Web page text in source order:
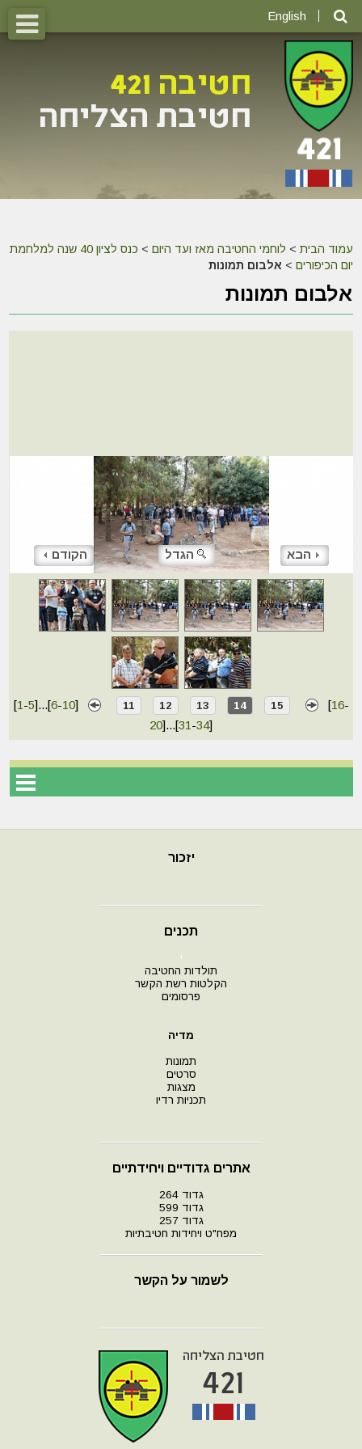
English
עמוד הבית > לוחמי החטיבה מאז ועד היום >
כנס לציון 40 שנה למלחמת
יום הכיפורים > אלבום תמונות
אלבום תמונות
הקודם הגדל הבא
[1 -5]...[6-10] 11 12 13 14 15 [16-
20]...[31 -34]
יזכור
תכנים
י
תולדות החטיבה
הקלטות רשת הקשר
פרסומים
מדיה
תמונות
סרטים
מצגות
תכניות רדיו
אתרים גדודיים ויחידתיים
גדוד 264
גדוד 599
גדוד 257
מפח"ט ויחידות חטיבתיות
לשמור על הקשר